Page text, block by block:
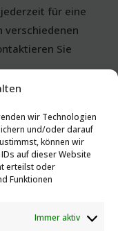
wir Technologien
und/oder darauf
können wir
auf dieser Website
erteilst oder
Funktionen
Immer aktiv
für eine
verschiedenen
Sie
71 - 0